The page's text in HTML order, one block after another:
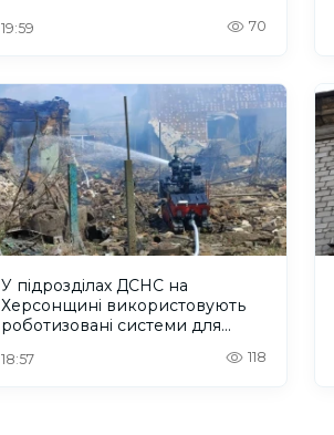
19:59 70
У підрозділах ДСНС на
Херсонщині використовують
роботизовані системи для
18:57 118